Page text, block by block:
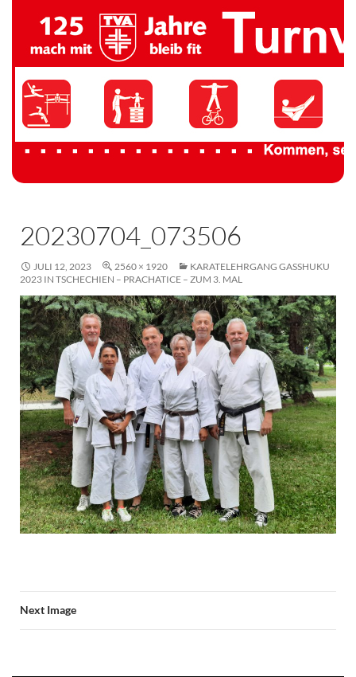
TV 1894 Auersmacher
20230704_073506
JULI 12, 2023 2560 × 1920
KARATELEHRGANG GASSHUKU
2023 IN TSCHECHIEN – PRACHATICE – ZUM 3. MAL
Next Image